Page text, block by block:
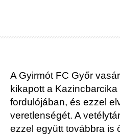
A Gyirmót FC Győr
kikapott a
fordulójában, és ezzel
veretlenségét. A
ezzel együtt továbbra is